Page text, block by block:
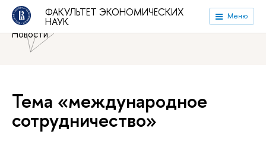
ФАКУЛЬТЕТ ЭКОНОМИЧЕСКИХ
НАУК Меню
Национальный исследовательский университет «Высшая
школа экономики»
Факультет экономических наук
Новости
Тема «международное
сотрудничество»